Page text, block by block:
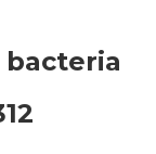
bacteria